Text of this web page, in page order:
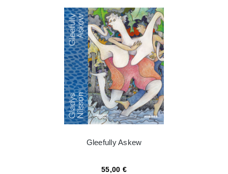
Gleefully Askew
55,00 €